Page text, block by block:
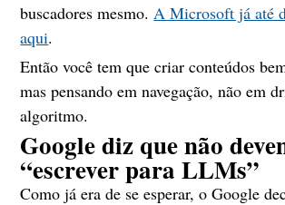
buscadores mesmo.A Microsoft já até
aqui.
Então você tem que criar conteúdos
mas pensando em navegação, não em
algoritmo.
Google diz que não
“escrever para LLMs”
Como já era de se esperar, o Google